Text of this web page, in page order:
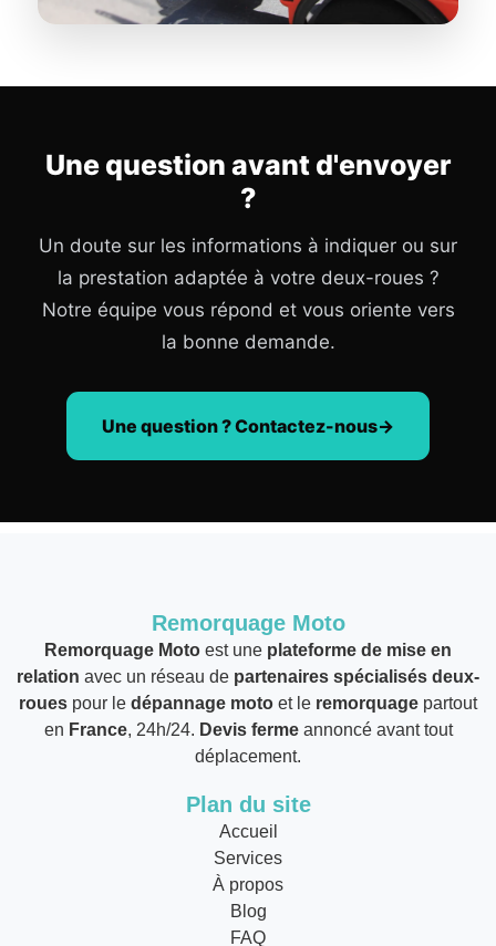
Une question avant d'envoyer
?
Un doute sur les informations à indiquer ou sur
la prestation adaptée à votre deux-roues ?
Notre équipe vous répond et vous oriente vers
la bonne demande.
Une question ? Contactez-nous
Remorquage Moto
Remorquage Moto est une plateforme de mise en
relation avec un réseau de partenaires spécialisés deux-
roues pour le dépannage moto et le remorquage partout
en France, 24h/24. Devis fermeannoncé avant tout
déplacement.
Plan du site
Accueil
Services
À propos
Blog
FAQ